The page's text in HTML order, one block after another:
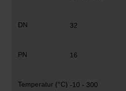
32
16
-10 - 300